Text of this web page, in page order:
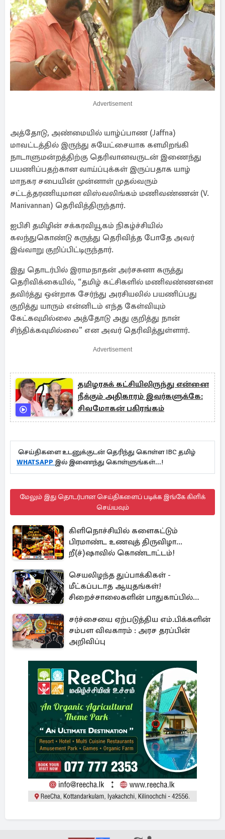
Advertisement
அத்தோடு, அண்மையில் யாழ்ப்பாண (Jaffna)
மாவட்டத்தில் இருந்து சுயேட்சையாக களமிறங்கி
நாடாளுமன்றத்திற்கு தெரிவானவருடன் இணைந்து
பயணிப்பதற்கான வாய்ப்புக்கள் இருப்பதாக யாழ்
மாநகர சபையின் முன்னாள் முதல்வரும்
சட்டத்தரணியுமான விஸ்வலிங்கம் மணிவண்ணன் (V.
Manivannan) தெரிவித்திருந்தார்.
ஐபிசி தமிழின் சக்கரவியூகம் நிகழ்ச்சியில்
கலந்துகொண்டு கருத்து தெரிவித்த போதே அவர்
இவ்வாறு குறிப்பிட்டிருந்தார்.
இது தொடர்பில் இராமநாதன் அர்சசுனா கருத்து
தெரிவிக்கையில், “தமிழ் கட்சிகளில் மணிவண்ணனை
தவிர்த்து ஒன்றாக சேர்ந்து அரசியலில் பயணிப்பது
குறித்து யாரும் என்னிடம் எந்த கேள்வியும்
கேட்கவுமில்லை அத்தோடு அது குறித்து நான்
சிந்திக்கவுமில்லை” என அவர் தெரிவித்துள்ளார்.
Advertisement
தமிழரசுக் கட்சியிலிருந்து என்னை
நீக்கும் அதிகாரம் இவர்களுக்கே:
சிவமோகன் பகிரங்கம்
செய்திகளை உடனுக்குடன் தெரிந்து கொள்ள IBC தமிழ்
WHATSAPP இல் இணைந்து கொள்ளுங்கள்...!
மேலும் இது தொடர்பான செய்திகளைப் படிக்க இங்கே கிளிக்
செய்யவும்
கிளிநொச்சியில் களைகட்டும்
பிரமாண்ட உணவுத் திருவிழா...
றீ(ச்)ஷாவில் கொண்டாட்டம்!
செயலிழந்த துப்பாக்கிகள் -
மீட்கப்படாத ஆயுதங்கள்!
சிறைச்சாலைகளின் பாதுகாப்பில்
சர்ச்சையை ஏற்படுத்திய எம்.பிக்களின்
சம்பள விவகாரம் : அரச தரப்பின்
அறிவிப்பு